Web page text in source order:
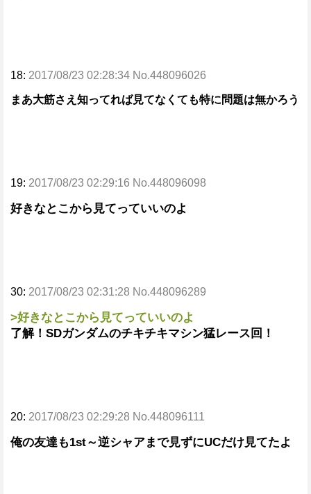
18: 2017/08/23 02:28:34 No.448096026
まあ大筋さえ知ってれば見てなくても特に問題は無かろう
19: 2017/08/23 02:29:16 No.448096098
好きなとこから見てっていいのよ
30: 2017/08/23 02:31:28 No.448096289
>好きなとこから見てっていいのよ
了解！SDガンダムのチキチキマシン猛レース回！
20: 2017/08/23 02:29:28 No.448096111
俺の友達も1st～逆シャアまで見ずにUCだけ見てたよ